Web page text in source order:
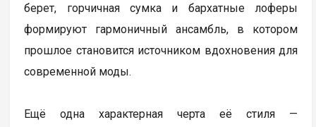
берет, горчичная сумка и бархатные лоферы
формируют гармоничный ансамбль, в котором
прошлое становится источником вдохновения для
современной моды.
Ещё одна характерная черта её стиля —